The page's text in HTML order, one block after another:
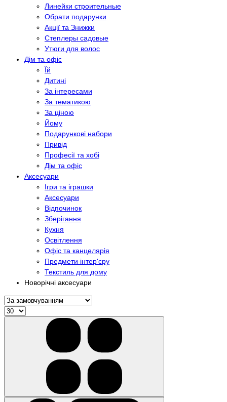
Линейки строительные
Обрати подарунки
Акції та Знижки
Степлеры садовые
Утюги для волос
Дім та офіс
Їй
Дитині
За інтересами
За тематикою
За ціною
Йому
Подарункові набори
Привід
Професії та хобі
Дім та офіс
Аксесуари
Ігри та іграшки
Аксесуари
Відпочинок
Зберігання
Кухня
Освітлення
Офіс та канцелярія
Предмети інтер'єру
Текстиль для дому
Новорічні аксесуари